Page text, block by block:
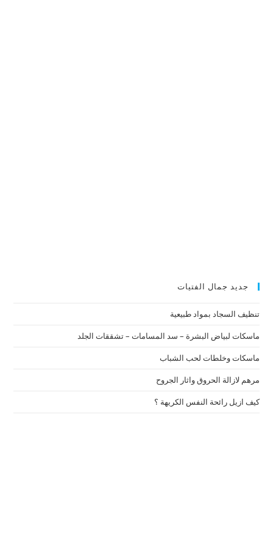
جديد جمال الفتيات
تنظيف السجاد بمواد طبيعية
ماسكات لبياض البشرة – سد المسامات – تشققات الجلد
ماسكات وخلطات لحب الشباب
مرهم لازالة الحروق واثار الجروح
كيف ازيل رائحة النفس الكريهة ؟